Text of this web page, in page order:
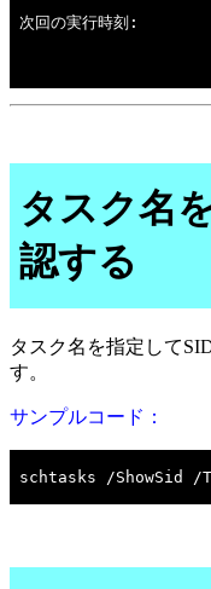
タスク名
認する
タスク名を指定して
す。
サンプルコード：